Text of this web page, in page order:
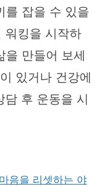
를 잡을 수 있을
워킹을 시작하
을 만들어 보세
있거나 건강에
담 후 운동을 시
음을 리셋하는 야